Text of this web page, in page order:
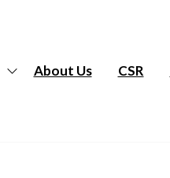
About Us CSR